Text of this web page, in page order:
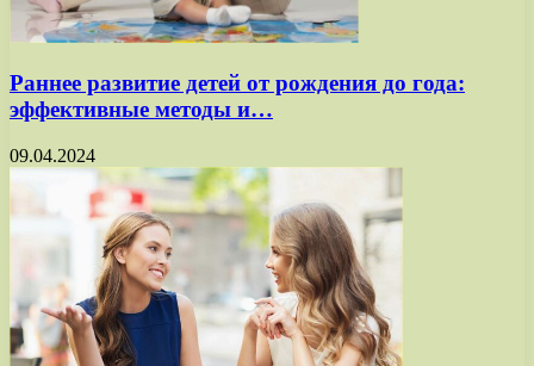
Раннее развитие детей от рождения до года:
эффективные методы и…
09.04.2024